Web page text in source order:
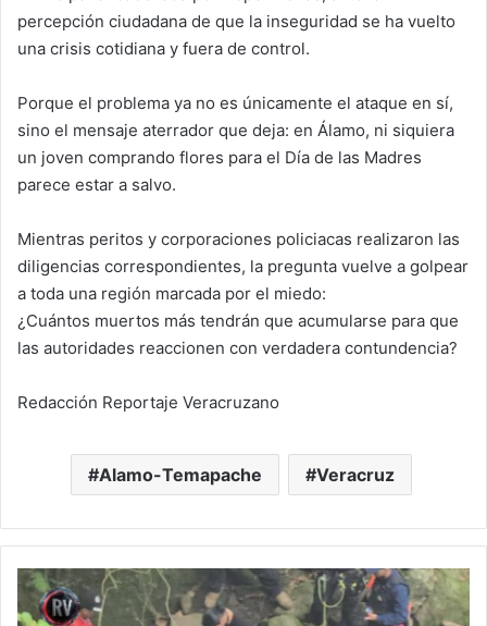
percepción ciudadana de que la inseguridad se ha vuelto
una crisis cotidiana y fuera de control.
Porque el problema ya no es únicamente el ataque en sí,
sino el mensaje aterrador que deja: en Álamo, ni siquiera
un joven comprando flores para el Día de las Madres
parece estar a salvo.
Mientras peritos y corporaciones policiacas realizaron las
diligencias correspondientes, la pregunta vuelve a golpear
a toda una región marcada por el miedo:
¿Cuántos muertos más tendrán que acumularse para que
las autoridades reaccionen con verdadera contundencia?
Redacción Reportaje Veracruzano
Alamo-Temapache Veracruz
Tragedia
en